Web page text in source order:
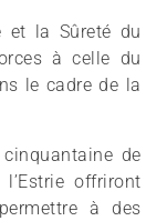
et la Sûreté du
à celle du
le cadre de la
de
offriront
à des